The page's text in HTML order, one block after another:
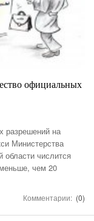
официальных
разрешений на
Министерства
области числится
чем 20
Комментарии: (0)